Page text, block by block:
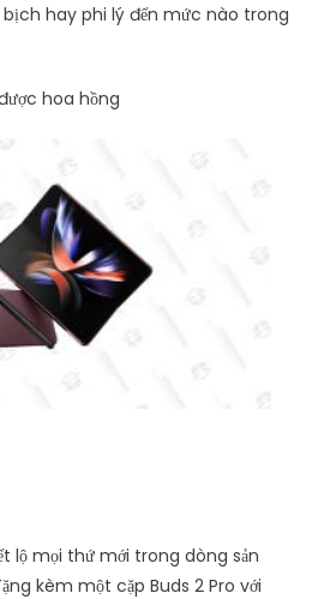
hay phi lý đến mức nào trong
hoa hồng
lộ mọi thứ mới trong dòng sản
kèm một cặp Buds 2 Pro với